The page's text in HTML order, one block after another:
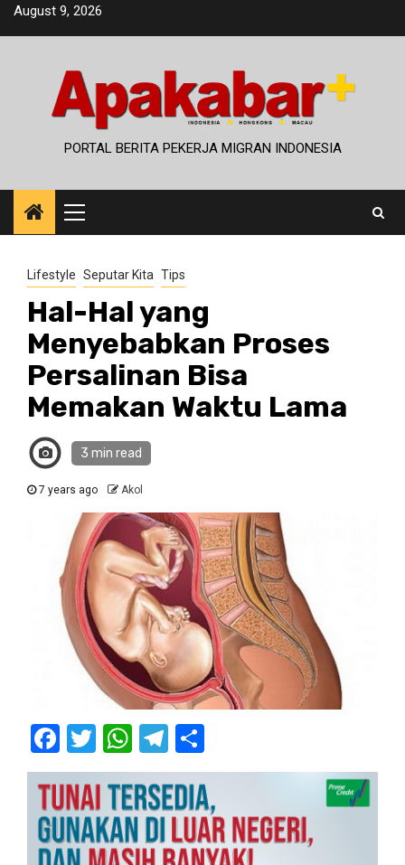
SkipAugust 9, 2026
PORTAL BERITA PEKERJA MIGRAN INDONESIA
Primary
Menu
Lifestyle Seputar Kita Tips
Hal-Hal yang
Menyebabkan Proses
Persalinan Bisa
Memakan Waktu Lama
3 min read
7 years ago Akol
Facebook
Twitter
WhatsApp
Telegram